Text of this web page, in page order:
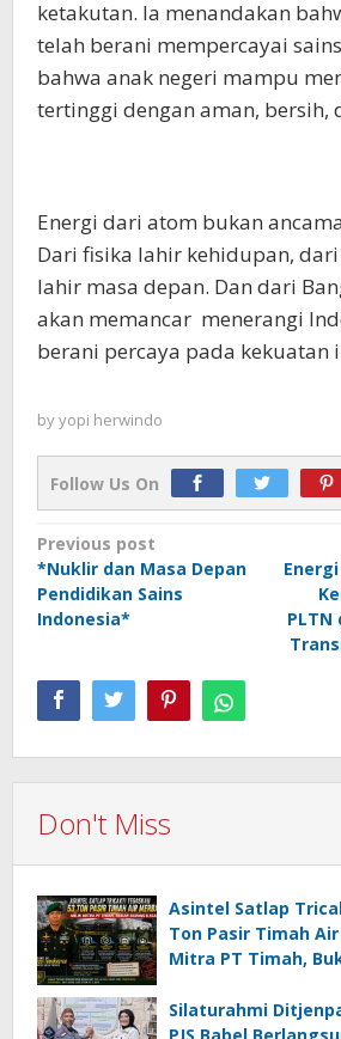
ketakutan. Ia menandakan
telah berani mempercayai
bahwa anak negeri mampu
tertinggi dengan aman, bersih,
Energi dari atom bukan
Dari fisika lahir kehidupan,
lahir masa depan. Dan dari
akan memancar menerangi
berani percaya pada kekuatan
byyopi herwindo
Follow Us On
Post
navigation
Previous post
*Nuklir dan Masa Depan
Pendidikan Sains
Indonesia*
Don't Miss
Asintel Satlap
Ton Pasir Timah
Mitra PT Timah,
Silaturahmi